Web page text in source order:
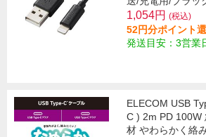
1,054円 (税込)
52円分ポイント
発送目安：3営業
ELECOM USB
C ) 2m PD 100W
材 やわらかく絡